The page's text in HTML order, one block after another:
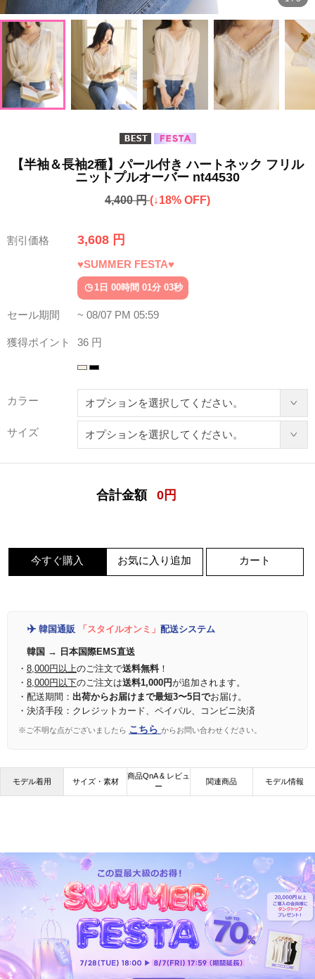
【半袖＆長袖2種】パール付き ハートネック フリル
ニットプルオーバー nt44530
4,400 円(↓18% OFF)
割引価格 3,608 円
♥SUMMER FESTA♥
1日 00時間 00分 59秒
セール期間 ~ 08/07 PM 05:59
獲得ポイント 36 円
カラー
サイズ
合計金額 0 円
今すぐ購入 お気に入り追加 カート
✈️ 韓国通販 「スタイルオンミ」 配送システム
韓国 → 日本国際EMS直送
・ 8,000円以上のご注文で送料無料！
・ 8,000円以下のご注文は送料1,000円が追加されます。
・配送期間： 出荷からお届けまで最短3〜5日でお届け。
・決済手段：クレジットカード、ペイパル、コンビニ決済
※ご不明な点がございましたら こちら からお問い合わせください。
モデル着用 サイズ・素材
商品QnA & レビュ
ー
関連商品 モデル情報